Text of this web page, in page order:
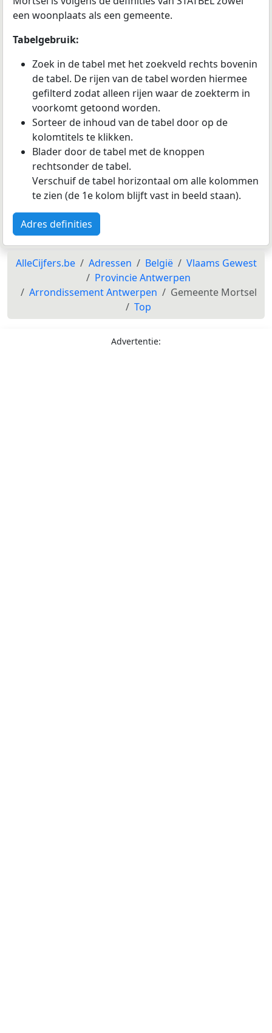
een woonplaats als een gemeente.
Tabelgebruik:
Zoek in de tabel met het zoekveld rechts bovenin
de tabel. De rijen van de tabel worden hiermee
gefilterd zodat alleen rijen waar de zoekterm in
voorkomt getoond worden.
Sorteer de inhoud van de tabel door op de
kolomtitels te klikken.
Blader door de tabel met de knoppen
rechtsonder de tabel.
Verschuif de tabel horizontaal om alle kolommen
te zien (de 1e kolom blijft vast in beeld staan).
Adres definities
AlleCijfers.be Adressen België
Vlaams Gewest
Provincie Antwerpen
Arrondissement Antwerpen
Gemeente Mortsel
Top
Advertentie: